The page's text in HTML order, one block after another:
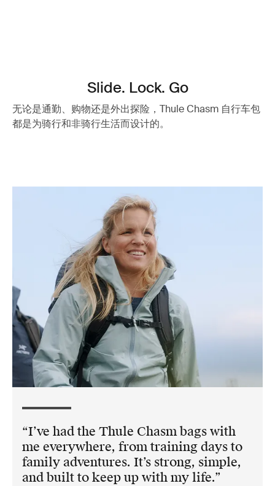
Slide. Lock. Go
无论是通勤、购物还是外出探险，Thule Chasm 自行车包
都是为骑行和非骑行生活而设计的。
I’ve had the Thule Chasm bags with
me everywhere, from training days to
family adventures. It’s strong, simple,
and built to keep up with my life.